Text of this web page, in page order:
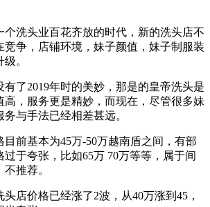
个洗头业百花齐放的时代，新的洗头店不
竞争，店铺环境，妹子颜值，妹子制服装
。
了2019年时的美妙，那是的皇帝洗头是
高，服务更是精妙，而现在，尽管很多妹
与手法已经相差甚远。
目前基本为45万-50万越南盾之间，有部
于夸张，比如65万 70万等等，属于间
推荐。
头店价格已经涨了2波，从40万涨到45，